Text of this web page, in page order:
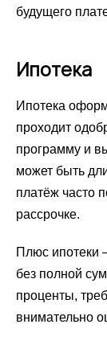
будущего
Ипотека
Ипотека
проходит
программу и
может быть
платёж часто
рассрочке.
Плюс ипотеки
без полной
проценты,
внимательно